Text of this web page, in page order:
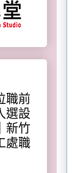
職前
選設
新竹
處職